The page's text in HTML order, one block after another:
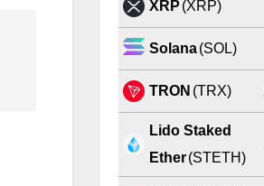
XRP (XRP)
Solana (SOL)
TRON (TRX)
Lido Staked
Ether (STETH)